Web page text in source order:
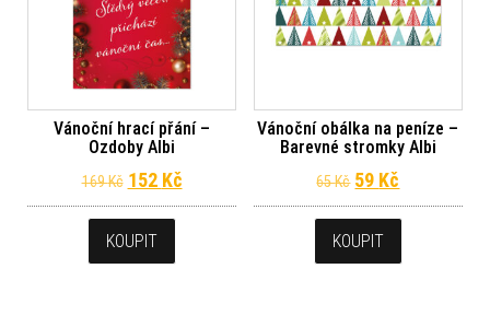
Vánoční hrací přání –
Ozdoby Albi
169Kč Původní cena byla: 169 Kč.
152 KčAktuální cena je: 152 Kč.
KOUPIT
Vánoční obálka na peníze –
Barevné stromky Albi
65Kč Původní cena
59 Kč
KOUPIT